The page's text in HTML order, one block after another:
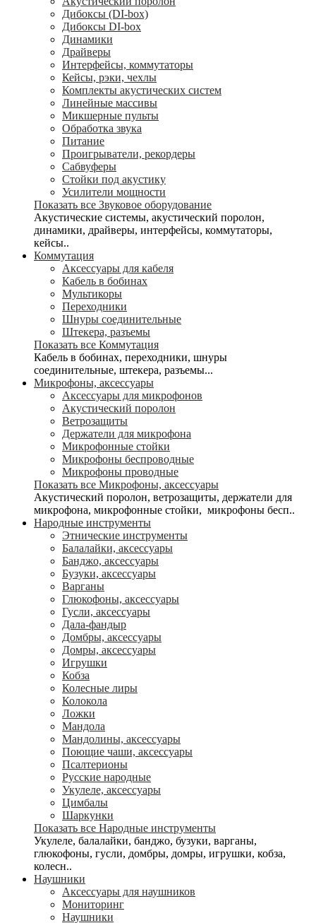
Дибоксы (DI-box)
Дибоксы DI-box
Динамики
Драйверы
Интерфейсы, коммутаторы
Кейсы, рэки, чехлы
Комплекты акустических систем
Линейные массивы
Микшерные пульты
Обработка звука
Питание
Проигрыватели, рекордеры
Сабвуферы
Стойки под акустику
Усилители мощности
Показать все Звуковое оборудование
Акустические системы, акустический поролон,
динамики, драйверы, интерфейсы, коммутаторы,
кейсы..
Коммутация
Аксессуары для кабеля
Кабель в бобинах
Мультикоры
Переходники
Шнуры соединительные
Штекера, разъемы
Показать все Коммутация
Кабель в бобинах, переходники, шнуры
соединительные, штекера, разъемы...
Микрофоны, аксессуары
Аксессуары для микрофонов
Акустический поролон
Ветрозащиты
Держатели для микрофона
Микрофонные стойки
Микрофоны беспроводные
Микрофоны проводные
Показать все Микрофоны, аксессуары
Акустический поролон, ветрозащиты, держатели для
микрофона, микрофонные стойки, микрофоны бесп..
Народные инструменты
Этнические инструменты
Балалайки, аксессуары
Банджо, аксессуары
Бузуки, аксессуары
Варганы
Глюкофоны, аксессуары
Гусли, аксессуары
Дала-фандыр
Домбры, аксессуары
Домры, аксессуары
Игрушки
Кобза
Колесные лиры
Колокола
Ложки
Мандола
Мандолины, аксессуары
Поющие чаши, аксессуары
Псалтерионы
Русские народные
Укулеле, аксессуары
Цимбалы
Шаркунки
Показать все Народные инструменты
Укулеле, балалайки, банджо, бузуки, варганы,
глюкофоны, гусли, домбры, домры, игрушки, кобза,
колесн..
Наушники
Аксессуары для наушников
Мониторинг
Наушники